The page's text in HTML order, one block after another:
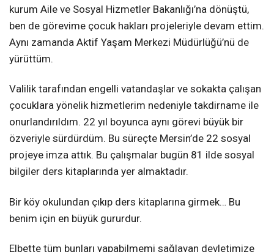
kurum Aile ve Sosyal Hizmetler Bakanlığı’na dönüştü,
ben de görevime çocuk hakları projeleriyle devam ettim.
Aynı zamanda Aktif Yaşam Merkezi Müdürlüğü’nü de
yürüttüm.
Valilik tarafından engelli vatandaşlar ve sokakta çalışan
çocuklara yönelik hizmetlerim nedeniyle takdirname ile
onurlandırıldım. 22 yıl boyunca aynı görevi büyük bir
özveriyle sürdürdüm. Bu süreçte Mersin’de 22 sosyal
projeye imza attık. Bu çalışmalar bugün 81 ilde sosyal
bilgiler ders kitaplarında yer almaktadır.
Bir köy okulundan çıkıp ders kitaplarına girmek… Bu
benim için en büyük gururdur.
Elbette tüm bunları yapabilmemi sağlayan devletimize